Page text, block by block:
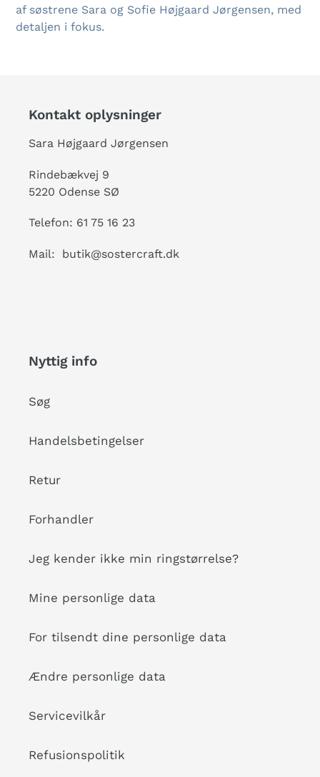
af søstrene Sara og Sofie Højgaard Jørgensen, med
detaljen i fokus.
Kontakt oplysninger
Sara Højgaard Jørgensen
Rindebækvej 9
5220 Odense SØ
Telefon: 61 75 16 23
Mail: butik@sostercraft.dk
Nyttig info
Søg
Handelsbetingelser
Retur
Forhandler
Jeg kender ikke min ringstørrelse?
Mine personlige data
For tilsendt dine personlige data
Ændre personlige data
Servicevilkår
Refusionspolitik